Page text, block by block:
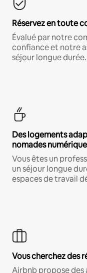
Réservez en toute
Évalué par notre
confiance et notre
séjour longue durée.
Des logements
nomades
Vous êtes un
un séjour longue
espaces de travail
Vous cherchez des
Airbnb propose